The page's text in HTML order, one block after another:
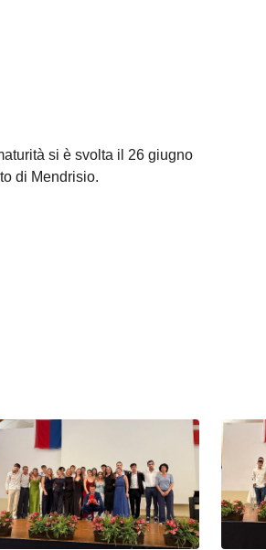
si è svolta il 26 giugno
di Mendrisio.